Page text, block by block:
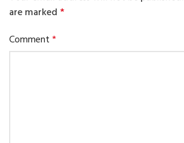
are marked*
Comment*